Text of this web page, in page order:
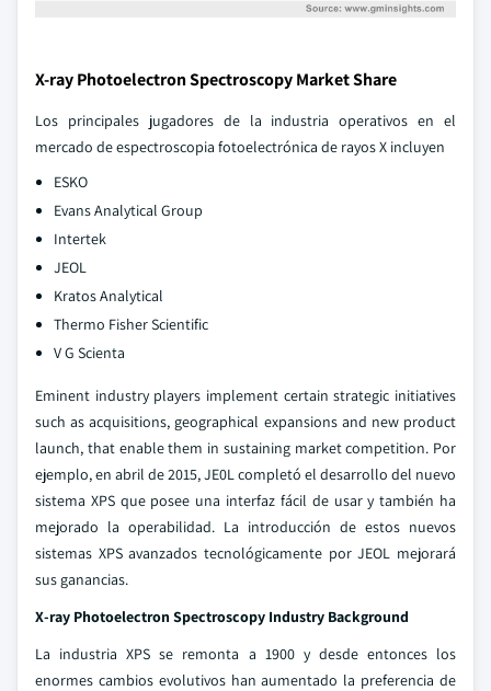
X-ray Photoelectron Spectroscopy Market Share
Los principales jugadores de la industria operativos en el
mercado de espectroscopia fotoelectrónica de rayos X incluyen
ESKO
Evans Analytical Group
Intertek
JEOL
Kratos Analytical
Thermo Fisher Scientific
V G Scienta
Eminent industry players implement certain strategic initiatives
such as acquisitions, geographical expansions and new product
launch, that enable them in sustaining market competition. Por
ejemplo, en abril de 2015, JE0L completó el desarrollo del nuevo
sistema XPS que posee una interfaz fácil de usar y también ha
mejorado la operabilidad. La introducción de estos nuevos
sistemas XPS avanzados tecnológicamente por JEOL mejorará
sus ganancias.
X-ray Photoelectron Spectroscopy Industry Background
La industria XPS se remonta a 1900 y desde entonces los
enormes cambios evolutivos han aumentado la preferencia de